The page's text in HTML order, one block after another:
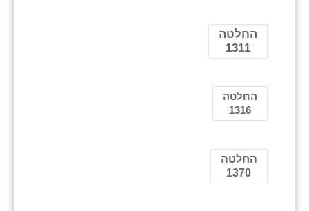
החלטה
1311
החלטה
1316
החלטה
1370